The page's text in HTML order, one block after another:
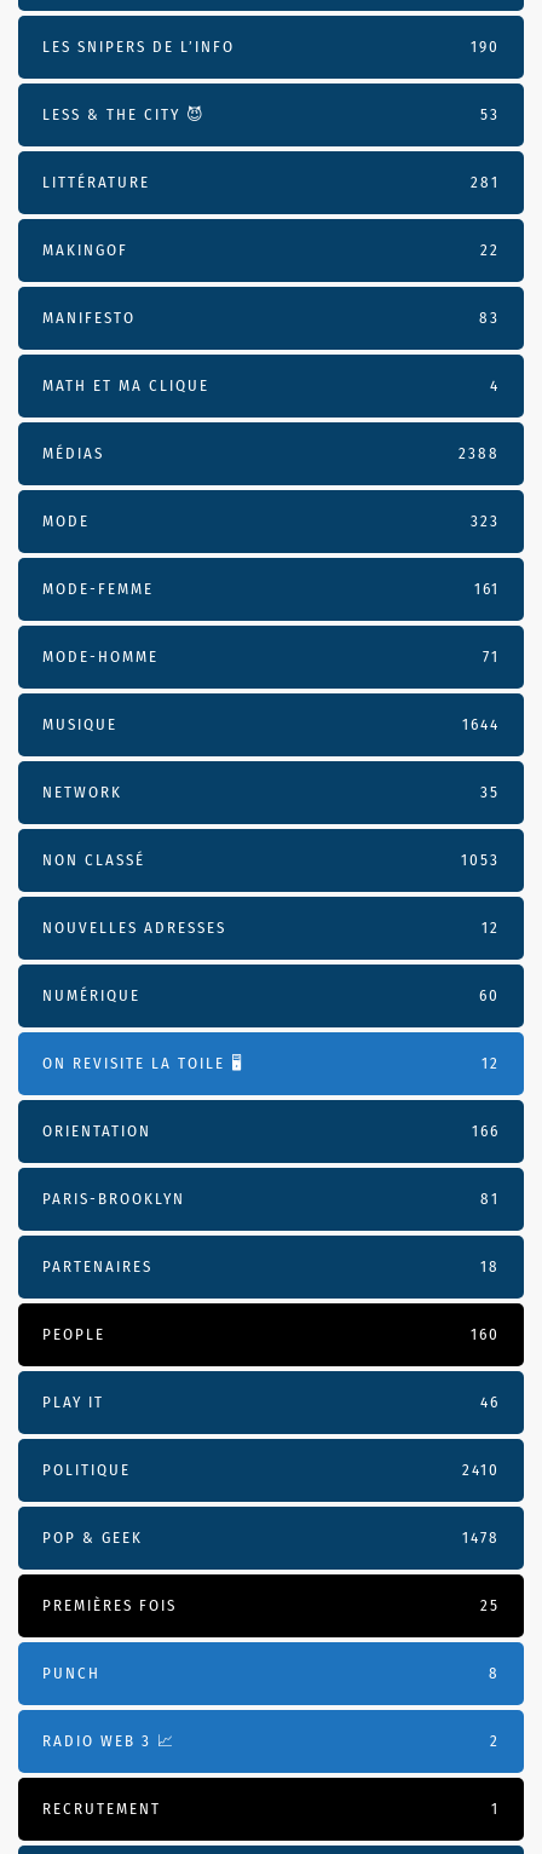
LES SNIPERS DE L’INFO 190
LESS & THE CITY 😈 53
LITTÉRATURE 281
MAKINGOF 22
MANIFESTO 83
MATH ET MA CLIQUE 4
MÉDIAS 2388
MODE 323
MODE-FEMME 161
MODE-HOMME 71
MUSIQUE 1644
NETWORK 35
NON CLASSÉ 1053
NOUVELLES ADRESSES 12
NUMÉRIQUE 60
ON REVISITE LA TOILE 🖥️ 12
ORIENTATION 166
PARIS-BROOKLYN 81
PARTENAIRES 18
PEOPLE 160
PLAY IT 46
POLITIQUE 2410
POP & GEEK 1478
PREMIÈRES FOIS 25
PUNCH 8
RADIO WEB 3 📈 2
RECRUTEMENT 1